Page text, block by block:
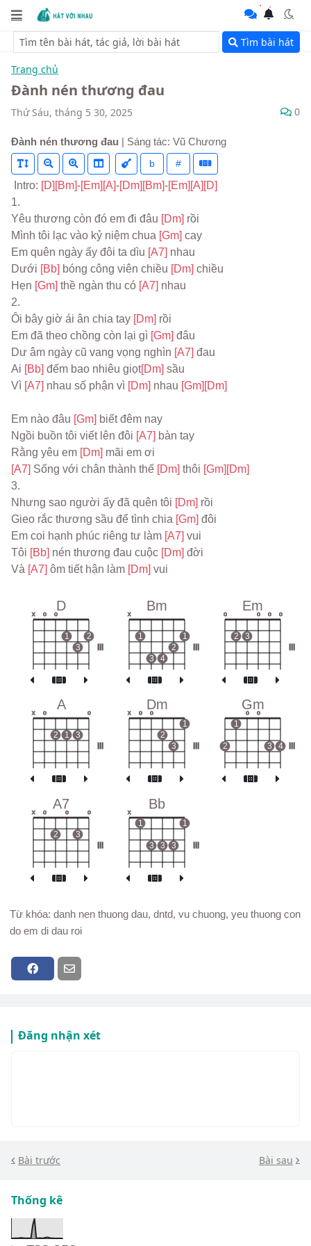
Tìm bài hát
Trang chủ
Đành nén thương đau
Thứ Sáu, tháng 5 30, 2025 0
Đành nén thương đau | Sáng tác: Vũ Chương
b #
Intro: [D] [Bm]-[Em] [A]-[Dm] [Bm]-[Em] [A] [D]
1.
Yêu thương còn đó em đi đâu [Dm] rồi
Mình tôi lạc vào kỷ niệm chua [Gm] cay
Em quên ngày ấy đôi ta dìu [A7] nhau
Dưới [Bb] bóng công viên chiều [Dm] chiều
Hẹn [Gm] thề ngàn thu có [A7] nhau
2.
Ôi bây giờ ái ân chia tay [Dm] rồi
Em đã theo chồng còn lại gì [Gm] đâu
Dư âm ngày cũ vang vọng nghìn [A7] đau
Ai [Bb] đếm bao nhiêu giọt[Dm] sầu
Vì [A7] nhau số phận vì [Dm] nhau [Gm] [Dm]
Em nào đâu [Gm] biết đêm nay
Ngồi buồn tôi viết lên đôi [A7] bàn tay
Rằng yêu em [Dm] mãi em ơi
[A7] Sống với chân thành thế [Dm] thôi [Gm] [Dm]
3.
Nhưng sao người ấy đã quên tôi [Dm] rồi
Gieo rắc thương sầu để tình chia [Gm] đôi
Em coi hạnh phúc riêng tư làm [A7] vui
Tôi [Bb] nén thương đau cuộc [Dm] đời
Và [A7] ôm tiết hận làm [Dm] vui
D
x o o
1
3
2
Bm
x
1
3 4
2
1
Em
o
2 3
o o o
A
x o
2 1 3
o
Dm
x o o
2
3
1
Gm
2
1
o o
3 4
A7
x o
2
o
3
o
Bb
x
1
3 3 3
1
Từ khóa: danh nen thuong dau, dntd, vu chuong, yeu thuong con
do em di dau roi
Đăng nhận xét
Bài trước Bài sau
Thống kê